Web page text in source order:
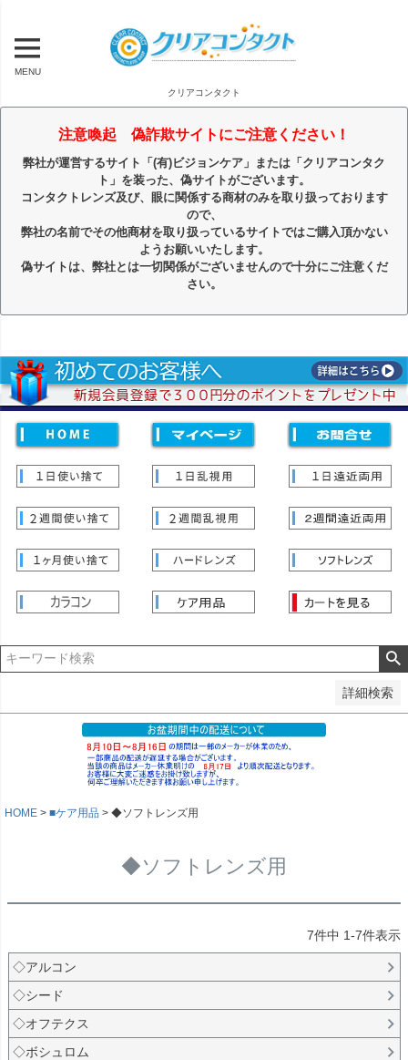
MENU
クリアコンタクト
注意喚起 偽詐欺サイトにご注意ください！
弊社が運営するサイト「(有)ビジョンケア」または「クリアコンタク
ト」を装った、偽サイトがございます。
コンタクトレンズ及び、眼に関係する商材のみを取り扱っております
ので、
弊社の名前でその他商材を取り扱っているサイトではご購入頂かない
ようお願いいたします。
偽サイトは、弊社とは一切関係がございませんので十分にご注意くだ
さい。
詳細検索
価格
〜
並び順
登録順
価格が高い順
レビュー順
キーワードヒット順
HOME ■ケア用品 ◆ソフトレンズ用
◆ソフトレンズ用
7件中 1-7件表示
◇アルコン
◇シード
◇オフテクス
◇ボシュロム